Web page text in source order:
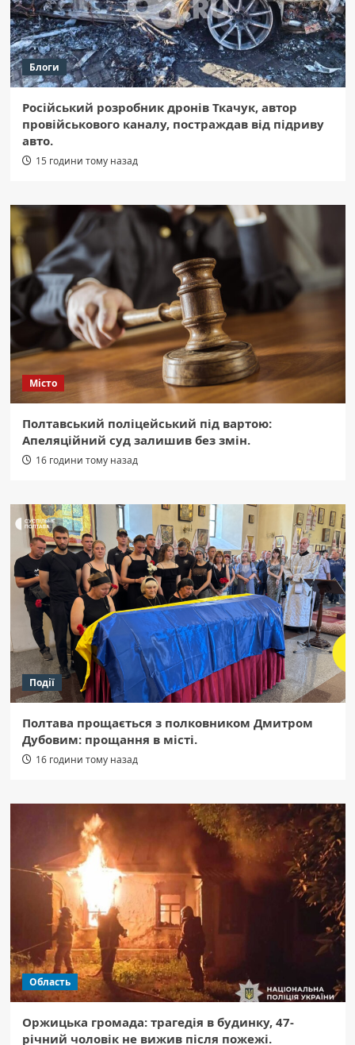
Блоги
Російський розробник дронів Ткачук, автор
провійськового каналу, постраждав від підриву
авто.
15 години тому назад
Місто
Полтавський поліцейський під вартою:
Апеляційний суд залишив без змін.
16 години тому назад
Події
Полтава прощається з полковником Дмитром
Дубовим: прощання в місті.
16 години тому назад
Область
Оржицька громада: трагедія в будинку, 47-
річний чоловік не вижив після пожежі.